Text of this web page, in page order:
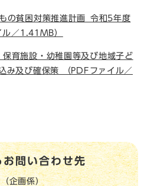
の貧困対策推進計画_令和5年度
／1.41MB）
育施設・幼稚園等及び地域子ど
み及び確保策 （PDFファイル／
問い合わせ先
企画係